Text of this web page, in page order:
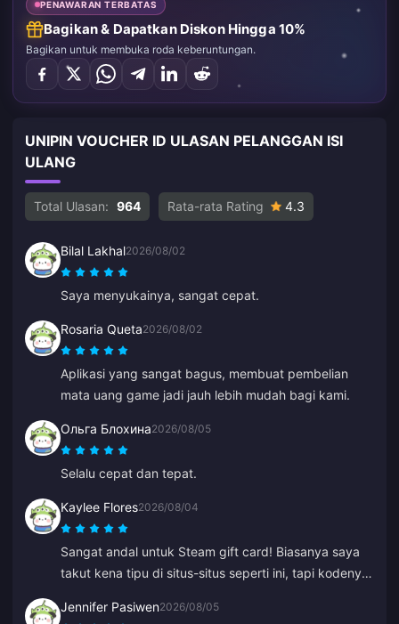
PENAWARAN TERBATAS
Bagikan & Dapatkan Diskon Hingga 10%
Bagikan untuk membuka roda keberuntungan.
UNIPIN VOUCHER ID ULASAN PELANGGAN ISI
ULANG
Total Ulasan: 964 Rata-rata Rating 4.3
Bilal Lakhal2026/08/02
Saya menyukainya, sangat cepat.
Rosaria Queta2026/08/02
Aplikasi yang sangat bagus, membuat pembelian
mata uang game jadi jauh lebih mudah bagi kami.
Ольга Блохина2026/08/05
Selalu cepat dan tepat.
Kaylee Flores2026/08/04
Sangat andal untuk Steam gift card! Biasanya saya
takut kena tipu di situs-situs seperti ini, tapi kodenya
direkomendasikan 10/10.
Jennifer Pasiwen2026/08/05